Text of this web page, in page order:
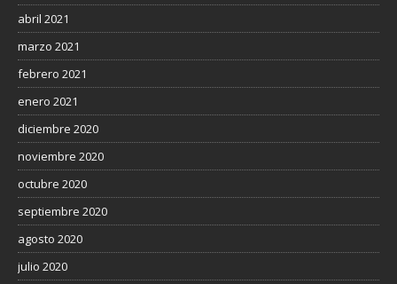
abril 2021
marzo 2021
febrero 2021
enero 2021
diciembre 2020
noviembre 2020
octubre 2020
septiembre 2020
agosto 2020
julio 2020